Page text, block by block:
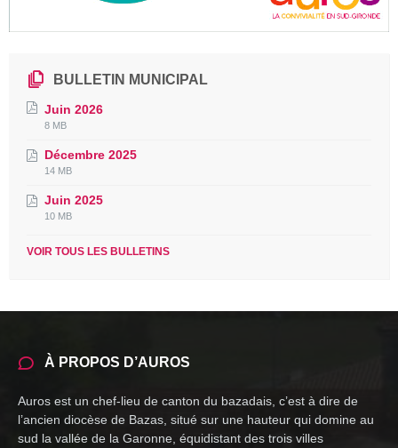
BULLETIN MUNICIPAL
Juin 2026
File
pdf
File
8 MB
Décembre 2025
File
pdf
File
14 MB
Juin 2025
File
pdf
File
10 MB
VOIR TOUS LES BULLETINS
À PROPOS D’AUROS
Auros est un chef-lieu de canton du bazadais, c’est à dire de
l’ancien diocèse de Bazas, situé sur une hauteur qui domine au
sud la vallée de la Garonne, équidistant des trois villes